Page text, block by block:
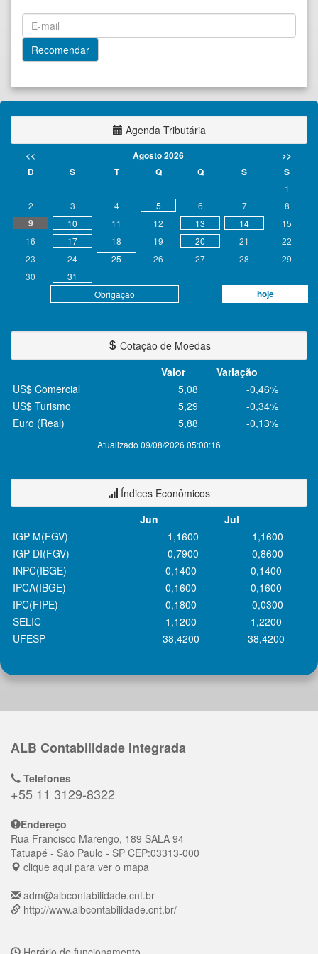
Agenda Tributária
<< Agosto 2026
>>
D
S T Q Q S S
Obrigação hoje
1
2
3 4 5 6 7 8
9 10 11 12 13 14
15
16
17 18 19 20 21
22
23
24 25 26 27 28
29
30
31
Cotação de Moedas
Valor
Variação
Atualizado 09/08/2026 05:00:16
US$ Comercial 5,08
-0,46%
US$ Turismo
5,29
-0,34%
Euro (Real)
5,88 -0,13%
Índices Econômicos
Jun
Jul
IGP-M(FGV)
-1,1600
-1,1600
IGP-DI(FGV)
-0,7900
-0,8600
INPC(IBGE)
0,1400
0,1400
IPCA(IBGE)
0,1600
0,1600
IPC(FIPE)
0,1800
-0,0300
SELIC
1,1200
1,2200
UFESP
38,4200 38,4200
ALB Contabilidade Integrada
Telefones
+55 11 3129-8322
Endereço
Rua Francisco Marengo, 189 SALA 94
Tatuapé - São Paulo - SP CEP:03313-000
clique aqui para ver o mapa
adm@albcontabilidade.cnt.br
http://www.albcontabilidade.cnt.br/